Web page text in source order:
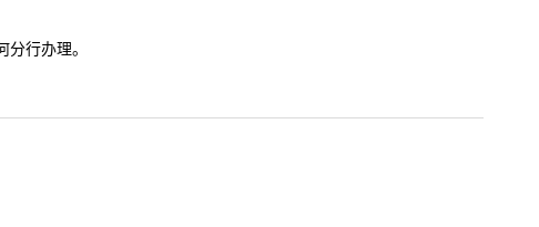
行办理。